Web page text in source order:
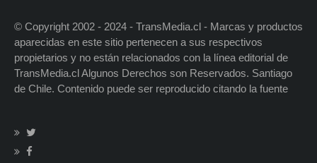
© Copyright 2002 - 2024 - TransMedia.cl - Marcas y productos
aparecidas en este sitio pertenecen a sus respectivos
propietarios y no están relacionados con la línea editorial de
TransMedia.cl Algunos Derechos son Reservados. Santiago
de Chile. Contenido puede ser reproducido citando la fuente